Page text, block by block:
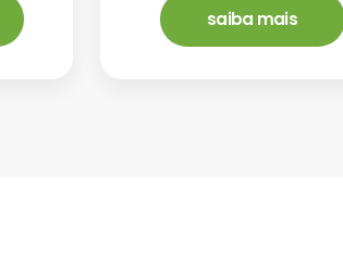
saiba mais